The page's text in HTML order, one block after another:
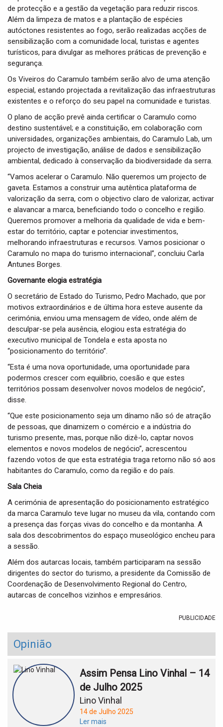
de protecção e a gestão da vegetação para reduzir riscos.
Além da limpeza de matos e a plantação de espécies
autóctones resistentes ao fogo, serão realizadas acções de
sensibilização com a comunidade local, turistas e agentes
turísticos, para divulgar as melhores práticas de prevenção e
segurança.
Os Viveiros do Caramulo também serão alvo de uma atenção
especial, estando projectada a revitalização das infraestruturas
existentes e o reforço do seu papel na comunidade e turistas.
O plano de acção prevê ainda certificar o Caramulo como
destino sustentável; e a constituição, em colaboração com
universidades, organizações ambientais, do Caramulo Lab, um
projecto de investigação, análise de dados e sensibilização
ambiental, dedicado à conservação da biodiversidade da serra.
“Vamos acelerar o Caramulo. Não queremos um projecto de
gaveta. Estamos a construir uma autêntica plataforma de
valorização da serra, com o objectivo claro de valorizar, activar
e alavancar a marca, beneficiando todo o concelho e região.
Queremos promover a melhoria da qualidade de vida e bem-
estar do território, captar e potenciar investimentos,
melhorando infraestruturas e recursos. Vamos posicionar o
Caramulo no mapa do turismo internacional”, concluiu Carla
Antunes Borges.
Governante elogia estratégia
O secretário de Estado do Turismo, Pedro Machado, que por
motivos extraordinários e de última hora esteve ausente da
cerimónia, enviou uma mensagem de vídeo, onde além de
desculpar-se pela ausência, elogiou esta estratégia do
executivo municipal de Tondela e esta aposta no
“posicionamento do território”.
“Esta é uma nova oportunidade, uma oportunidade para
podermos crescer com equilíbrio, coesão e que estes
territórios possam desenvolver novos modelos de negócio”,
disse.
“Que este posicionamento seja um dínamo não só de atração
de pessoas, que dinamizem o comércio e a indústria do
turismo presente, mas, porque não dizê-lo, captar novos
elementos e novos modelos de negócio”, acrescentou
fazendo votos de que esta estratégia traga retorno não só aos
habitantes do Caramulo, como da região e do país.
Sala Cheia
A cerimónia de apresentação do posicionamento estratégico
da marca Caramulo teve lugar no museu da vila, contando com
a presença das forças vivas do concelho e da montanha. A
sala dos descobrimentos do espaço museológico encheu para
a sessão.
Além dos autarcas locais, também participaram na sessão
dirigentes do sector do turismo, a presidente da Comissão de
Coordenação de Desenvolvimento Regional do Centro,
autarcas de concelhos vizinhos e empresários.
PUBLICIDADE
Opinião
Assim Pensa Lino Vinhal – 14
de Julho 2025
Lino Vinhal
14 de Julho 2025
Ler mais